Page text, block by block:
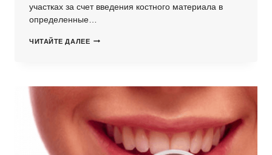
участках за счет введения костного материала в
определенные…
ЧИТАЙТЕ ДАЛЕЕ ОСЛОЖНЕНИЯ